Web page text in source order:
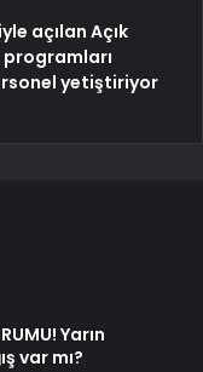
açılan Açık
yetiştiriyor
Yarın
var mı?